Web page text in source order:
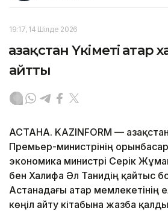
19:17, 14 Шілде 2026
Қазақстан Үкіметі Қатар
айтты
АСТАНА. KAZINFORM —
Премьер-министрінің
экономика министрі Серік
бен Халифа Әл Танидің қайтыс
Астанадағы Қатар мемлекетінің
көңіл айту кітабына жазба